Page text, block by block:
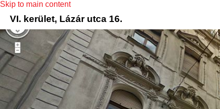
Skip to main content
VI. kerület, Lázár utca 16.